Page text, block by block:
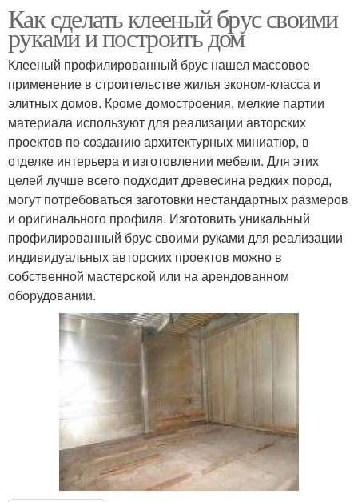
Как сделать клееный брус своими
руками и построить дом
Клееный профилированный брус нашел массовое
применение в строительстве жилья эконом-класса и
элитных домов. Кроме домостроения, мелкие партии
материала используют для реализации авторских
проектов по созданию архитектурных миниатюр, в
отделке интерьера и изготовлении мебели. Для этих
целей лучше всего подходит древесина редких пород,
могут потребоваться заготовки нестандартных размеров
и оригинального профиля. Изготовить уникальный
профилированный брус своими руками для реализации
индивидуальных авторских проектов можно в
собственной мастерской или на арендованном
оборудовании.